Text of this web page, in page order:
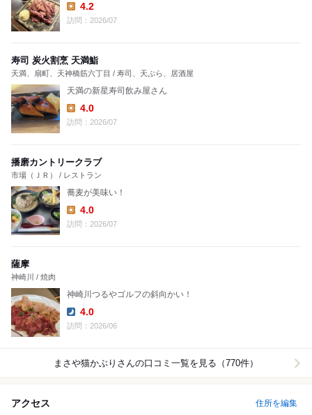
Lunch:
4.2
訪問：2026/07
寿司 炭火割烹 天満鮨
天満、扇町、天神橋筋六丁目 / 寿司、天ぷら、居酒屋
天満の新星寿司飲み屋さん
Lunch:
4.0
訪問：2026/07
播磨カントリークラブ
市場（ＪＲ） / レストラン
蕎麦が美味い！
Lunch:
4.0
訪問：2026/07
薩摩
神崎川 / 焼肉
神崎川つるやゴルフの斜向かい！
Dinner:
4.0
訪問：2026/06
まさや猫かぶり さんの口コミ一覧を見る（770件）
アクセス 住所を編集